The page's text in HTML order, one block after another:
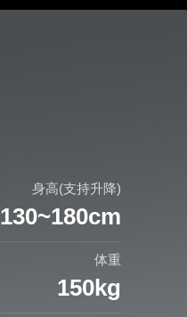
身高(支持升降)
130~180cm
体重
150kg